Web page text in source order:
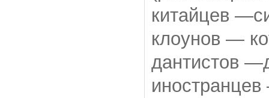
китайцев
клоунов —
дантистов